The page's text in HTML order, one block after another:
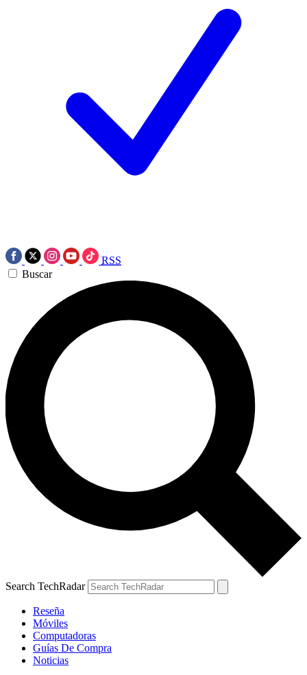
RSS
Buscar
Search TechRadar
Reseña
Móviles
Computadoras
Guías De Compra
Noticias